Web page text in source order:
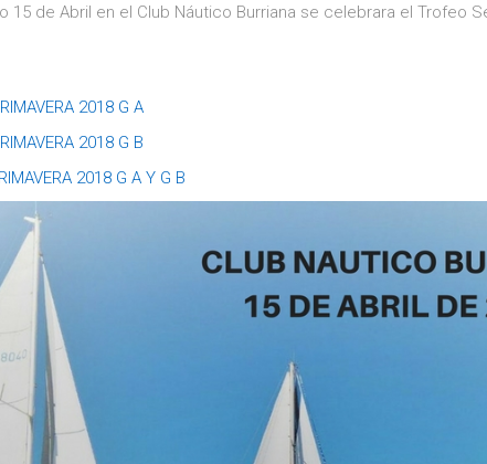
15 de Abril en el Club Náutico Burriana se celebrara el Trofeo
2018 G A
2018 G B
2018 G A Y G B